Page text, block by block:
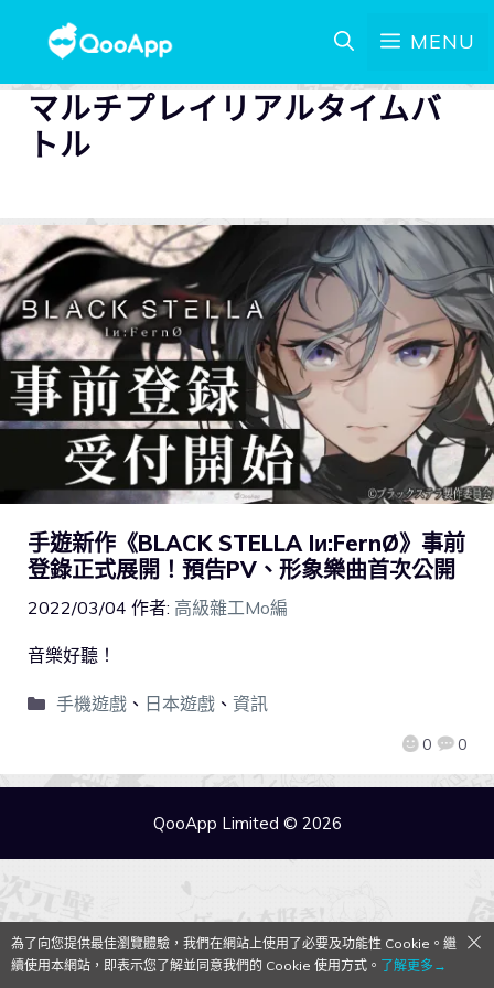
MENU
マルチプレイリアルタイムバ
トル
手遊新作《BLACK STELLA Iи:FernØ》事前
登錄正式展開！預告PV、形象樂曲首次公開
2022/03/04 作者: 高級雜工Mo編
0 0
音樂好聽！
手機遊戲、 日本遊戲、 資訊
QooApp Limited © 2026
為了向您提供最佳瀏覽體驗，我們在網站上使用了必要及功能性 Cookie。繼
續使用本網站，即表示您了解並同意我們的 Cookie 使用方式。 了解更多→